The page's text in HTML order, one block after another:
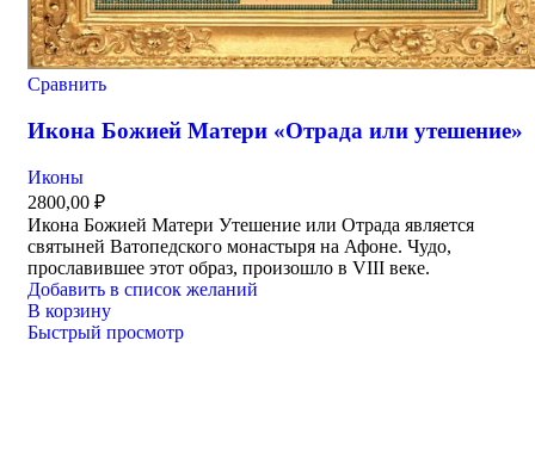
Сравнить
Икона Божией Матери «Отрада или утешение»
Иконы
2800,00 ₽
Икона Божией Матери Утешение или Отрада является
святыней Ватопедского монастыря на Афоне. Чудо,
прославившее этот образ, произошло в VIII веке.
Добавить в список желаний
В корзину
Быстрый просмотр